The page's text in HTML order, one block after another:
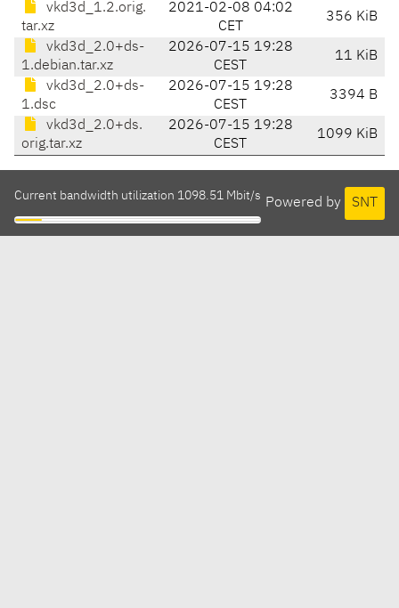
vkd3d_1.2.orig.
tar.xz
2021-02-08 04:02
CET
356 KiB
vkd3d_2.0+ds-
1.debian.tar.xz
2026-07-15 19:28
CEST
11 KiB
vkd3d_2.0+ds-
1.dsc
2026-07-15 19:28
CEST
3394 B
vkd3d_2.0+ds.
orig.tar.xz
2026-07-15 19:28
CEST
1099 KiB
Powered by SNT
Current bandwidth utilization 1098.51 Mbit/s